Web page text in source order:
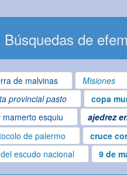
Búsquedas de
de malvinas Misiones
provincial pasto copa
mamerto esquiu
ajedrez
de palermo cruce
escudo nacional 9 de